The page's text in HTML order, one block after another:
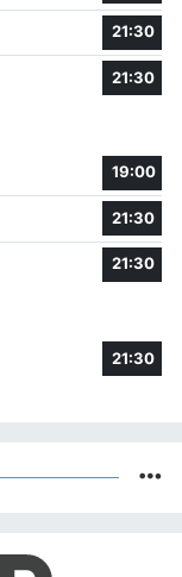
21:30
21:30
19:00
21:30
21:30
21:30